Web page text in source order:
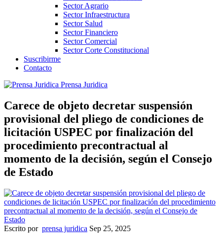
Sector Agrario
Sector Infraestructura
Sector Salud
Sector Financiero
Sector Comercial
Sector Corte Constitucional
Suscribirme
Contacto
Prensa Juridica
Carece de objeto decretar suspensión
provisional del pliego de condiciones de
licitación USPEC por finalización del
procedimiento precontractual al
momento de la decisión, según el Consejo
de Estado
Escrito por prensa juridica Sep 25, 2025